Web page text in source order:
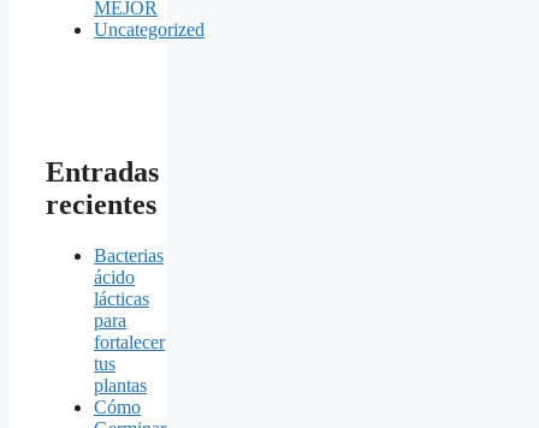
MEJOR
Uncategorized
Entradas
recientes
Bacterias
ácido
lácticas
para
fortalecer
tus
plantas
Cómo